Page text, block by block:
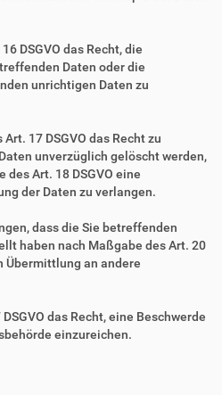
DSGVO das Recht, die
Daten oder die
unrichtigen Daten zu
17 DSGVO das Recht zu
unverzüglich gelöscht werden,
des Art. 18 DSGVO eine
der Daten zu verlangen.
dass die Sie betreffenden
haben nach Maßgabe des Art. 20
Übermittlung an andere
das Recht, eine Beschwerde
einzureichen.